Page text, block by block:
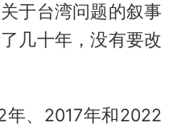
于台湾问题的叙事
几十年，没有要改
年、2017年和2022